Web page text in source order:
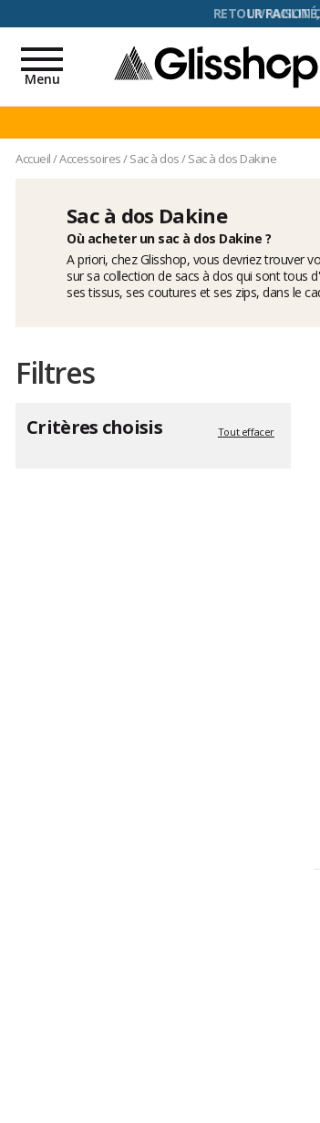
RETOUR
Toggle
navigation
Menu
Accueil/Accessoires/Sac à dos/Sac à dos Dakine
Sac à dos Dakine
Où acheter un sac à dos Dakine ?
A priori, chez Glisshop, vous devriez trouver
sur sa collection de sacs à dos qui sont tous
ses tissus, ses coutures et ses zips, dans le
Filtres
Critères choisis Tout effacer